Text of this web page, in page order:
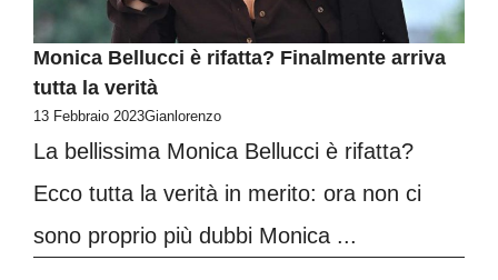
Monica Bellucci è rifatta? Finalmente arriva
tutta la verità
13 Febbraio 2023Gianlorenzo
La bellissima Monica Bellucci è rifatta?
Ecco tutta la verità in merito: ora non ci
sono proprio più dubbi Monica ...